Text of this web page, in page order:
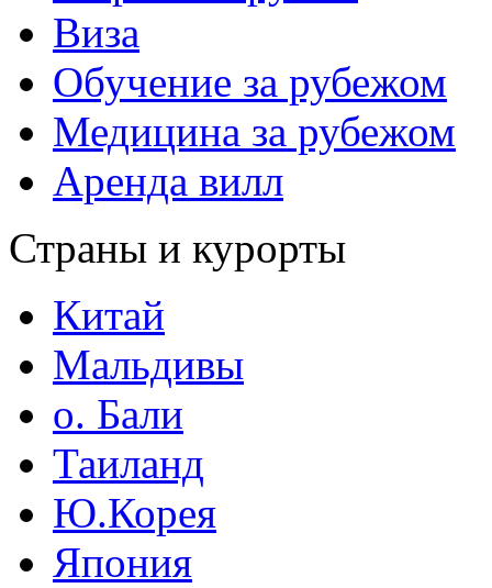
Виза
Обучение за рубежом
Медицина за рубежом
Аренда вилл
Страны и курорты
Китай
Мальдивы
о. Бали
Таиланд
Ю.Корея
Япония